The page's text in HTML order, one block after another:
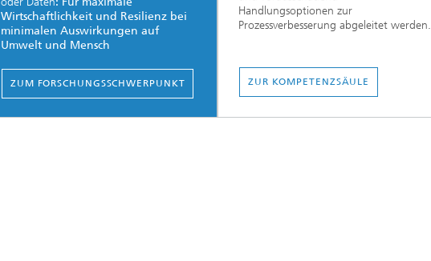
Wirtschaftlichkeit und Resilienz bei
minimalen Auswirkungen auf
Umwelt und Mensch
ZUM FORSCHUNGSSCHWERPUNKT
Handlungsoptionen zur
Prozessverbesserung abgeleitet werden.
ZUR KOMPETENZSÄULE